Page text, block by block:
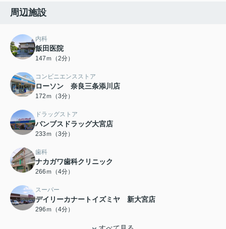
周辺施設
内科
飯田医院
147ｍ（2分）
コンビニエンスストア
ローソン 奈良三条添川店
172ｍ（3分）
ドラッグストア
バンブスドラッグ大宮店
233ｍ（3分）
歯科
ナカガワ歯科クリニック
266ｍ（4分）
スーパー
デイリーカナートイズミヤ 新大宮店
296ｍ（4分）